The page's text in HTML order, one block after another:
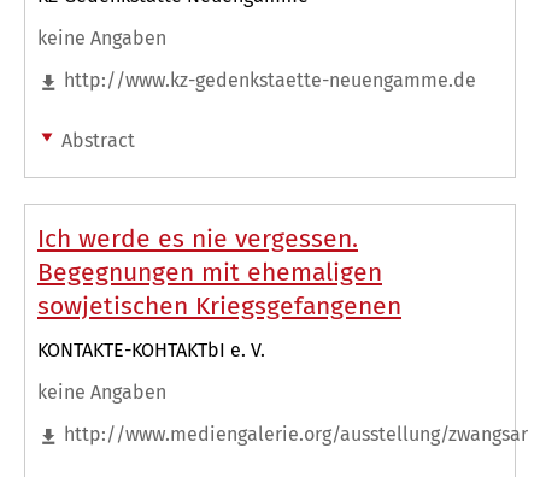
keine Angaben
http://www.kz-gedenkstaette-neuengamme.de
Abstract
Ich werde es nie vergessen.
Begegnungen mit ehemaligen
sowjetischen Kriegsgefangenen
KONTAKTE-KOHTAKTbI e. V.
keine Angaben
http://www.mediengalerie.org/ausstellung/